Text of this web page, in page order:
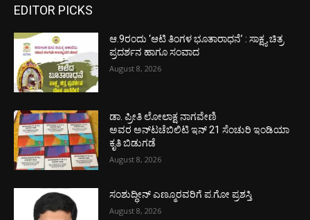
EDITOR PICKS
ಆ.9ರಂದು ‘ಆಟಿ ತಿಂಗಳ ಭೂತಾರಾಧನೆ’ : ಸಾಕ್ಷ್ಯ ಚಿತ್ರ
ಪ್ರದರ್ಶನ ಹಾಗೂ ಸಂವಾದ
August 8, 2026
ಡಾ. ಪ್ರೀತಿ ಲೋಲಾಕ್ಷ ನಾಗವೇಣಿ
ಅವರ ಅನ್‌ಟಚೆಬಿಲಿಟಿ ಇನ್ 21 ಸೆಂಚುರಿ ಇಂಡಿಯಾ
ಕೃತಿ ಬಿಡುಗಡೆ
August 8, 2026
ಸಂಶುದ್ಧೀನ್ ಎಣ್ಮೂರವರಿಗೆ ಪ.ಗೋ ಪ್ರಶಸ್ತಿ
August 8, 2026